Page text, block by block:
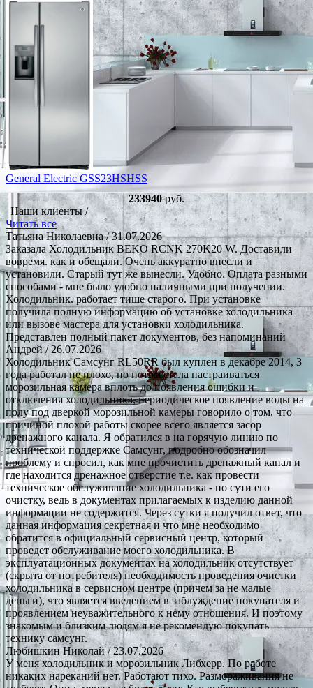
General Electric GSS23HSHSS
233940руб.
Наши клиенты /
Читать все
Татьяна Николаевна/ 31.07.2026
Заказала Холодильник BEKO RCNK 270K20 W. Доставили
вовремя. как и обещали. Очень аккуратно внесли и
установили. Старый тут же вынесли. Удобно. Оплата разными
способами - мне было удобно наличными при получении.
Холодильник. работает тише старого. При установке
получила полную информацию об установке холодильника
или вызове мастера для установки холодильника.
Представлен полный пакет документов, без напоминаний
Андрей/ 26.07.2026
Холодильник Самсунг RL50RR был куплен в декабре 2014, 3
года работал не плохо, но потом стала настраиваться
морозильная камера вплоть до появления ошибки и
отключения холодильника, периодическое появление воды на
полу под дверкой морозильной камеры говорило о том, что
причиной плохой работы скорее всего является засор
дренажного канала. Я обратился в на горячую линию по
технической поддержке Самсунг, подробно обозначил
проблему и спросил, как мне прочистить дренажный канал и
где находится дренажное отверстие т.е. как провести
техническое обслуживание холодильника - по сути его
очистку, ведь в документах прилагаемых к изделию данной
информации не содержится. Через сутки я получил ответ, что
данная информация секретная и что мне необходимо
обратится в официальный сервисный центр, который
проведет обслуживание моего холодильника. В
эксплуатационных документах на холодильник отсутствует
(скрыта от потребителя) необходимость проведения очистки
холодильника в сервисном центре (причем за не малые
деньги), что является введением в заблуждение покупателя и
проявлением неуважительного к нему отношения. И поэтому
знакомым и близким людям я не рекомендую покупать
технику самсунг.
Любишкин Николай/ 23.07.2026
У меня холодильник и морозильник Либхерр. По работе
никаких нареканий нет. Работают тихо. Размораживания не